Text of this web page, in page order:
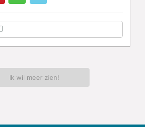
Ik wil meer zien!